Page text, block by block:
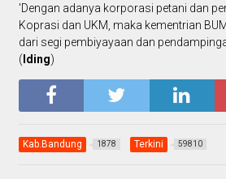
'Dengan adanya korporasi petani dan
Koprasi dan UKM, maka kementrian
dari segi pembiyayaan dan
( Iding)
Kab.Bandung 1878 Terkini 59810